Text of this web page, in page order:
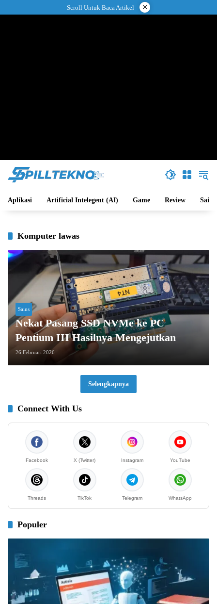
ke
Scroll Untuk Baca Artikel ×
Aplikasi Artificial Intelegent (AI) Game Review Sains
Komputer lawas
Sains
Nekat Pasang SSD NVMe ke PC
Pentium III Hasilnya Mengejutkan
26 Februari 2026
Selengkapnya
Connect With Us
Facebook X (Twitter) Instagram YouTube
Threads TikTok Telegram WhatsApp
Populer